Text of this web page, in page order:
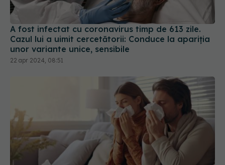
A fost infectat cu coronavirus timp de 613 zile.
Cazul lui a uimit cercetătorii: Conduce la apariția
unor variante unice, sensibile
22 apr 2024, 08:51